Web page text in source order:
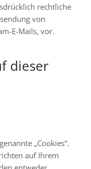
rechtliche
von
E-Mails, vor.
dieser
„Cookies“.
auf Ihrem